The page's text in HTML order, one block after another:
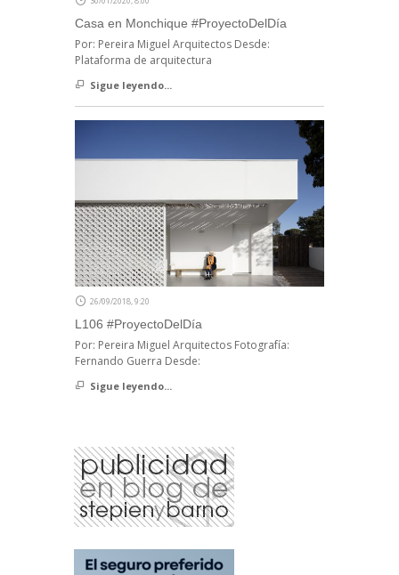
Casa en Monchique #ProyectoDelDía
Por: Pereira Miguel Arquitectos Desde:
Plataforma de arquitectura
Sigue leyendo...
26/09/2018, 9:20
L106 #ProyectoDelDía
Por: Pereira Miguel Arquitectos Fotografía:
Fernando Guerra Desde:
Sigue leyendo...